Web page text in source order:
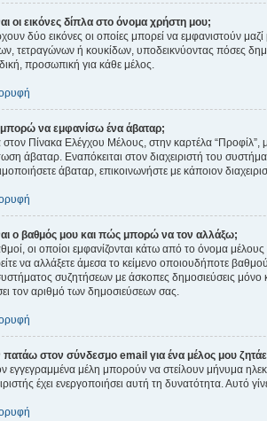
οι εικόνες δίπλα στο όνομα χρήστη μου;
δύο εικόνες οι οποίες μπορεί να εμφανιστούν
τετραγώνων ή κουκίδων, υποδεικνύοντας πόσες
προσωπική για κάθε μέλος.
να εμφανίσω ένα άβαταρ;
Πίνακα Ελέγχου Μέλους, στην καρτέλα
άβαταρ. Εναπόκειται στον διαχειριστή του
άβαταρ, επικοινωνήστε με κάποιον
ο βαθμός μου και πώς μπορώ να τον αλλάξω;
οι οποίοι εμφανίζονται κάτω από το όνομα
να αλλάξετε άμεσα το κείμενο οποιουδήποτε
συζητήσεων με άσκοπες δημοσιεύσεις μόνο
τον αριθμό των δημοσιεύσεων σας.
στον σύνδεσμο email για ένα μέλος μου
εγγεγραμμένα μέλη μπορούν να στείλουν μήνυμα
έχει ενεργοποιήσει αυτή τη δυνατότητα.